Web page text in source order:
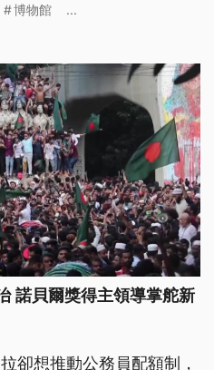
博物館 ...
諾貝爾獎得主領導掌舵新
卻想推動公務員配額制，